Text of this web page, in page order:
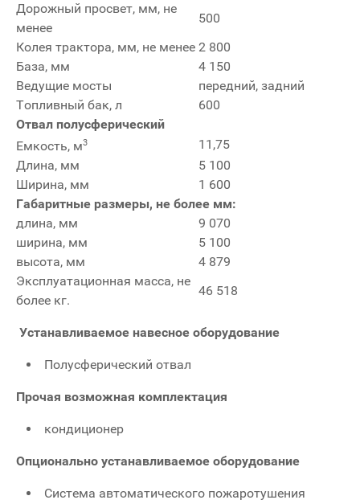
Дорожный просвет, мм, не
менее
500
Колея трактора, мм, не менее 2 800
База, мм
4 150
Ведущие мосты
передний, задний
Топливный бак, л
600
Отвал полусферический
Емкость, м3
11,75
Длина, мм
5 100
Ширина, мм
1 600
Габаритные размеры, не более мм:
длина, мм
9 070
ширина, мм
5 100
высота, мм
4 879
Эксплуатационная масса, не
более кг.
46 518
Устанавливаемое навесное оборудование
Полусферический отвал
Прочая возможная комплектация
кондиционер
Опционально устанавливаемое оборудование
Система автоматического пожаротушения